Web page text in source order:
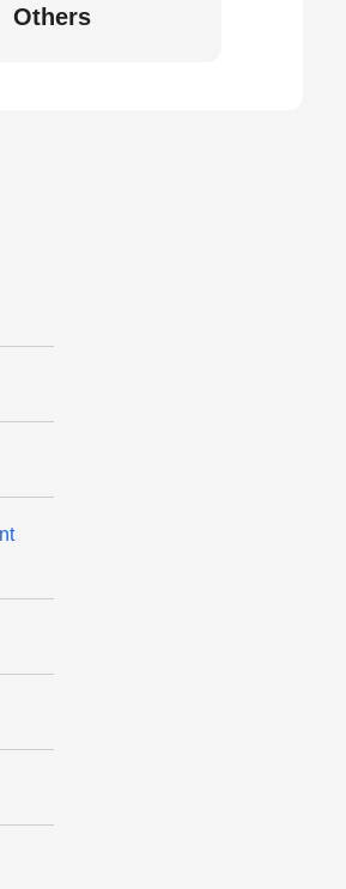
Others